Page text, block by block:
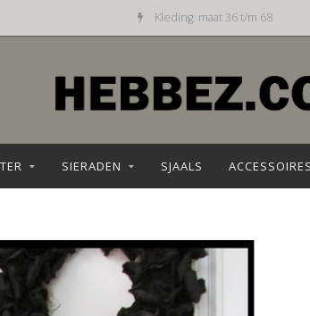
Kleding: maat 36 t/m 68
SIERADEN SJAALS ACCESSOIRES